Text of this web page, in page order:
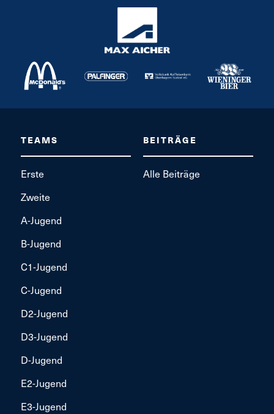
TEAMS
Erste
Zweite
A-Jugend
B-Jugend
C1-Jugend
C-Jugend
D2-Jugend
D3-Jugend
D-Jugend
E2-Jugend
E3-Jugend
BEITRÄGE
Alle Beiträge